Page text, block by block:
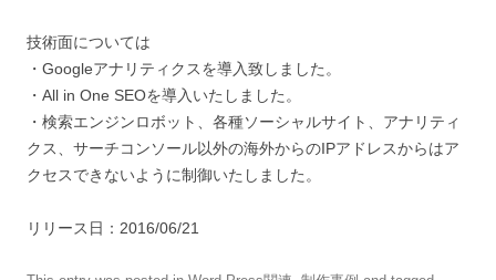
技術面については
・Googleアナリティクスを導入致しました。
・All in One SEOを導入いたしました。
・検索エンジンロボット、各種ソーシャルサイト、アナリティ
クス、サーチコンソール以外の海外からのIPアドレスからはア
クセスできないように制御いたしました。
リリース日：2016/06/21